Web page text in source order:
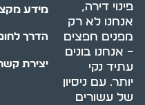
פינוי דירה,
אנחנו לא רק
מפנים חפצים
– אנחנו בונים
עתיד נקי
יותר. עם ניסיון
של עשורים
מידע
הדרך
יצירת